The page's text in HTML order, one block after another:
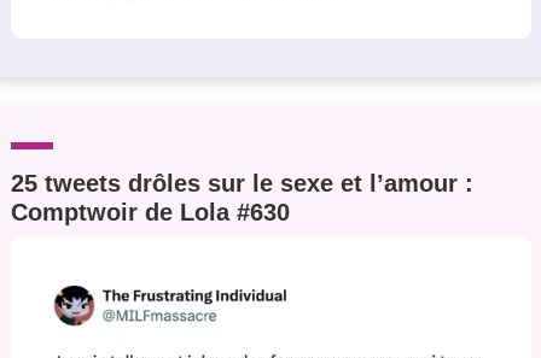
25 tweets drôles sur le sexe et l’amour :
Comptwoir de Lola #630